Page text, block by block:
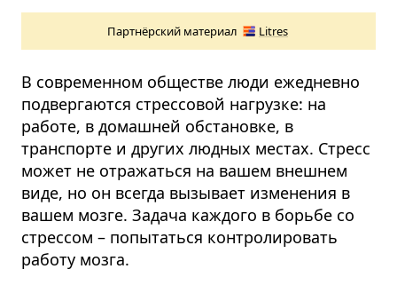
Партнёрский материал Litres
В современном обществе люди ежедневно
подвергаются стрессовой нагрузке: на
работе, в домашней обстановке, в
транспорте и других людных местах. Стресс
может не отражаться на вашем внешнем
виде, но он всегда вызывает изменения в
вашем мозге. Задача каждого в борьбе со
стрессом – попытаться контролировать
работу мозга.